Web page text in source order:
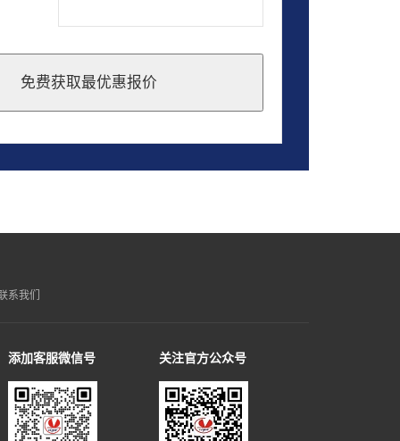
免费获取最优惠报价
系我们
添加客服微信号 关注官方公众号